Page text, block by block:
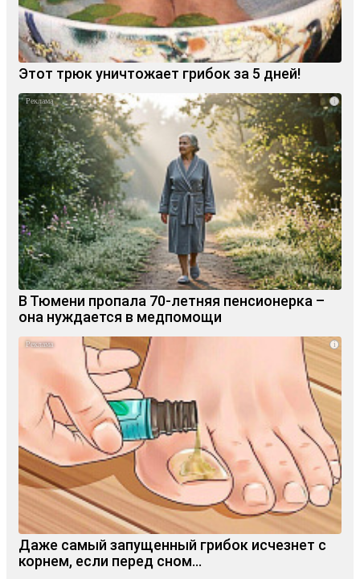
Этот трюк уничтожает грибок за 5 дней!
i
В Тюмени пропала 70‑летняя пенсионерка –
она нуждается в медпомощи
i
Даже самый запущенный грибок исчезнет с
корнем, если перед сном…